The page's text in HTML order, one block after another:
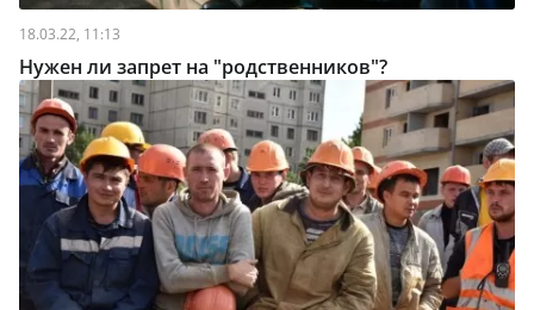
18.03.22, 11:13
Нужен ли запрет на "родственников"?